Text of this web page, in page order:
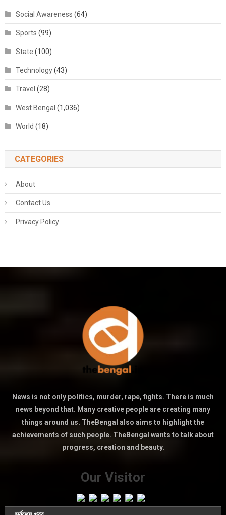
Social Awareness (64)
Sports (99)
State (100)
Technology(43)
Travel (28)
West Bengal (1,036)
World (18)
CATEGORIES
About
Contact Us
Privacy Policy
News is not only politics, murder, rape, fights. There is much
news beyond that. Many creative people are creating many
things around us. TheBengal also aims to highlight the
achievements of such people. TheBengal wants to talk about
progress, creation and beauty.
Our Visitor